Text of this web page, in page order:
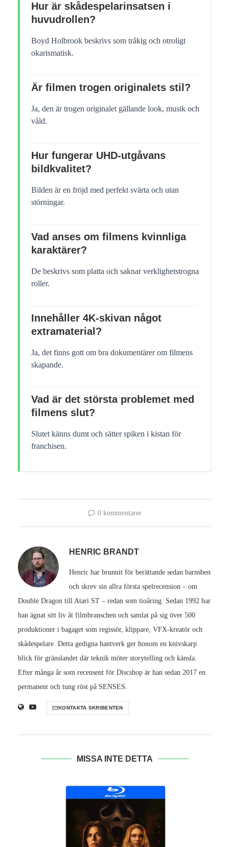
Hur är skådespelarinsatsen i
huvudrollen?
Boyd Holbrook beskrivs som tråkig och otroligt
okarismatisk.
Är filmen trogen originalets stil?
Ja, den är trogen originalet gällande look, musik och
våld.
Hur fungerar UHD-utgåvans
bildkvalitet?
Bilden är en fröjd med perfekt svärta och utan
störningar.
Vad anses om filmens kvinnliga
karaktärer?
De beskrivs som platta och saknar verklighetstrogna
roller.
Innehåller 4K-skivan något
extramaterial?
Ja, det finns gott om bra dokumentärer om filmens
skapande.
Vad är det största problemet med
filmens slut?
Slutet känns dumt och sätter spiken i kistan för
franchisen.
0 kommentarer
HENRIC BRANDT
Henric har brunnit för berättande sedan barnsben
och skrev sin allra första spelrecension – om
Double Dragon till Atari ST – redan som tioåring. Sedan 1992 har
han ägnat sitt liv åt filmbranschen och samlat på sig över 500
produktioner i bagaget som regissör, klippare, VFX-kreatör och
skådespelare. Detta gedigna hantverk ger honom en knivskarp
blick för gränslandet där teknik möter storytelling och känsla.
Efter många år som recensent för Discshop är han sedan 2017 en
permanent och tung röst på SENSES.
KONTAKTA SKRIBENTEN
MISSA INTE DETTA